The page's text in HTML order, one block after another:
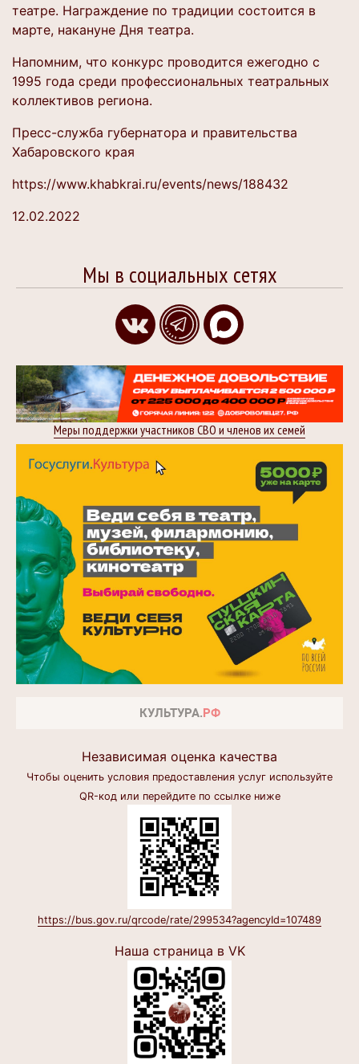
театре. Награждение по традиции состоится в
марте, накануне Дня театра.
Напомним, что конкурс проводится ежегодно с
1995 года среди профессиональных театральных
коллективов региона.
Пресс-служба губернатора и правительства
Хабаровского края
https://www.khabkrai.ru/events/news/188432
12.02.2022
Мы в социальных сетях
Меры поддержки участников СВО и членов их семей
Независимая оценка качества
Чтобы оценить условия предоставления услуг используйте
QR-код или перейдите по ссылке ниже
https://bus.gov.ru/qrcode/rate/299534?agencyId=107489
Наша страница в VK